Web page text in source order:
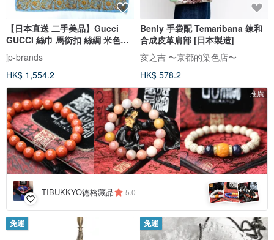
【日本直送 二手美品】Gucci
GUCCI 絲巾 馬銜扣 絲綢 米色
100% 絲綢 大尺寸方巾
jp-brands
HK$ 1,554.2
Benly 手袋配 Temaribana 鍊和
合成皮革肩部 [日本製造]
亥之吉 〜京都的染色店〜
HK$ 578.2
推廣
TIBUKKYO德榕藏品 5.0 +4
免運 免運